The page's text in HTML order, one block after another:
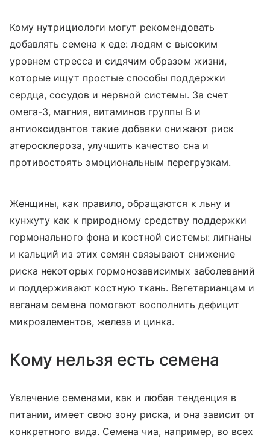
Кому нутрициологи могут рекомендовать
добавлять семена к еде: людям с высоким
уровнем стресса и сидячим образом жизни,
которые ищут простые способы поддержки
сердца, сосудов и нервной системы. За счет
омега-3, магния, витаминов группы В и
антиоксидантов такие добавки снижают риск
атеросклероза, улучшить качество сна и
противостоять эмоциональным перегрузкам.
Женщины, как правило, обращаются к льну и
кунжуту как к природному средству поддержки
гормонального фона и костной системы: лигнаны
и кальций из этих семян связывают снижение
риска некоторых гормонозависимых заболеваний
и поддерживают костную ткань. Вегетарианцам и
веганам семена помогают восполнить дефицит
микроэлементов, железа и цинка.
Кому нельзя есть семена
Увлечение семенами, как и любая тенденция в
питании, имеет свою зону риска, и она зависит от
конкретного вида. Семена чиа, например, во всех